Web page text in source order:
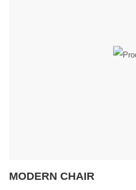
MODERN CHAIR